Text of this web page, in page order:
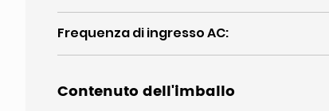
Frequenza di ingresso AC:
Contenuto dell'imballo